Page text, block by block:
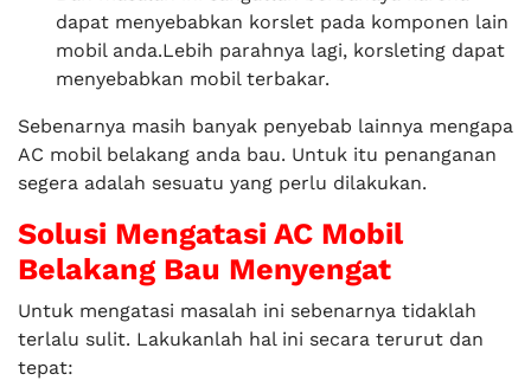
dapat menyebabkan korslet pada komponen lain
mobil anda.Lebih parahnya lagi, korsleting dapat
menyebabkan mobil terbakar.
Sebenarnya masih banyak penyebab lainnya mengapa
AC mobil belakang anda bau. Untuk itu penanganan
segera adalah sesuatu yang perlu dilakukan.
Solusi Mengatasi AC Mobil
Belakang Bau Menyengat
Untuk mengatasi masalah ini sebenarnya tidaklah
terlalu sulit. Lakukanlah hal ini secara terurut dan
tepat: